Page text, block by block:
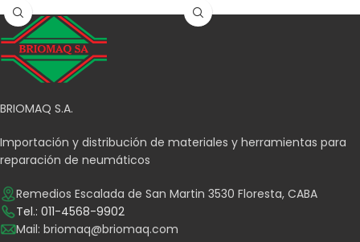
BRIOMAQ S.A.
Importación y distribución de materiales y herramientas para
reparación de neumáticos
Remedios Escalada de San Martin 3530 Floresta, CABA
Tel.: 011-4568-9902
Mail: briomaq@briomaq.com